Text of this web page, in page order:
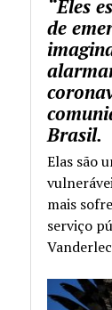
“Eles
de
Brasil.
Elas são
mais
serviço